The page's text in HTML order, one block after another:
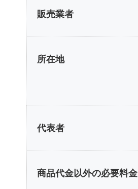
販売業者
所在地
代表者
商品代金以外の必要料金